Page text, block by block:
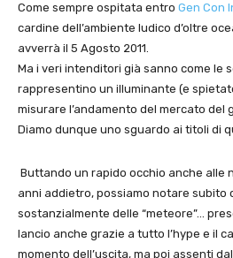
Come sempre ospitata entro Gen Con
cardine dell’ambiente ludico d’oltre
avverrà il 5 Agosto 2011.
Ma i veri intenditori già sanno come le
rappresentino un illuminante (e
misurare l’andamento del mercato del
Diamo dunque uno sguardo ai titoli di
Buttando un rapido occhio anche alle
anni addietro, possiamo notare subito
sostanzialmente delle “meteore”…
lancio anche grazie a tutto l’hype e il
momento dell’uscita, ma poi assenti